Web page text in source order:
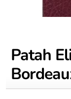
Patah